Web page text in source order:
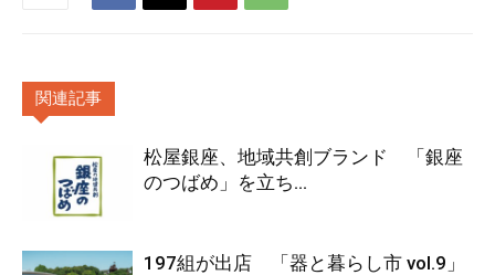
関連記事
松屋銀座、地域共創ブランド 「銀座
のつばめ」を立ち...
197組が出店 「器と暮らし市 vol.9」